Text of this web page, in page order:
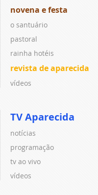
novena e festa
o santuário
pastoral
rainha hotéis
revista de aparecida
vídeos
TV Aparecida
notícias
programação
tv ao vivo
vídeos